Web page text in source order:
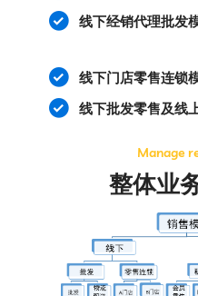
线下经销代理批发
线下门店零售连锁
线下批发零售及线
Manage
整体业